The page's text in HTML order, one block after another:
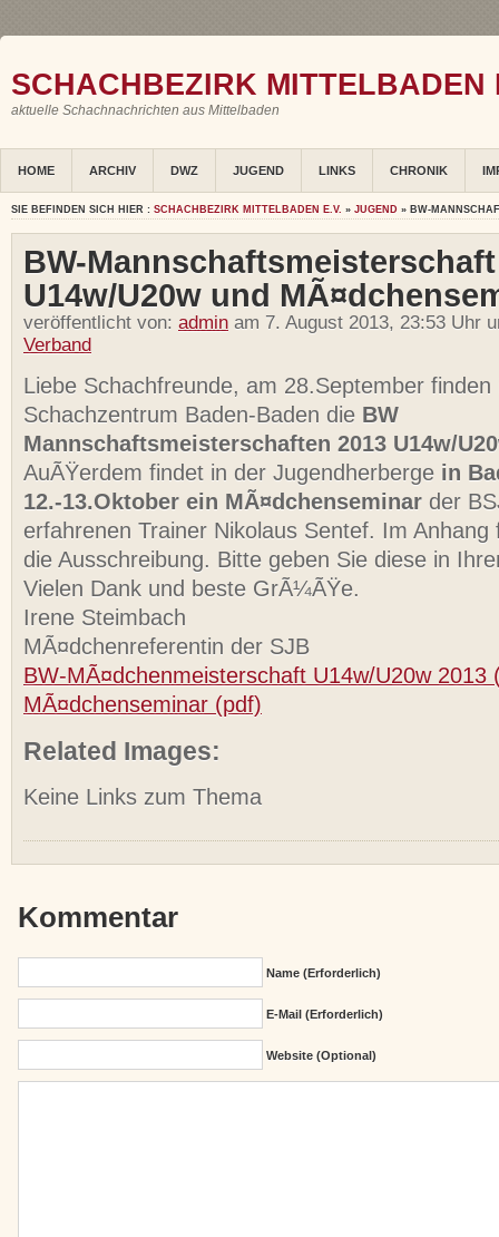
SCHACHBEZIRK MITTELBADEN
aktuelle Schachnachrichten aus Mittelbaden
HOME ARCHIV DWZ JUGEND LINKS CHRONIK
SIE BEFINDEN SICH HIER : SCHACHBEZIRK MITTELBADEN E.V. » JUGEND » BW-
BW-Mannschaftsmeisterschaft
U14w/U20w und
veröffentlicht von: admin am 7. August 2013, 23:53 Uhr
Verband
Liebe Schachfreunde, am 28.September finden
Schachzentrum Baden-Baden die BW
Mannschaftsmeisterschaften 2013 U14w/
AuÃŸerdem findet in der Jugendherberge in
12.-13.Oktober ein MÃ¤dchenseminar der
erfahrenen Trainer Nikolaus Sentef. Im Anhang
die Ausschreibung. Bitte geben Sie diese in
Vielen Dank und beste GrÃ¼ÃŸe.
Irene Steimbach
MÃ¤dchenreferentin der SJB
BW-MÃ¤dchenmeisterschaft U14w/U20w 2013
MÃ¤dchenseminar (pdf)
Related Images:
Keine Links zum Thema
Kommentar
Name (erforderlich)
E-Mail (erforderlich)
Website (Optional)